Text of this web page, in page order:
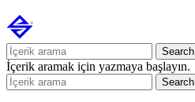
Search
İçerik aramak için yazmaya başlayın.
Search